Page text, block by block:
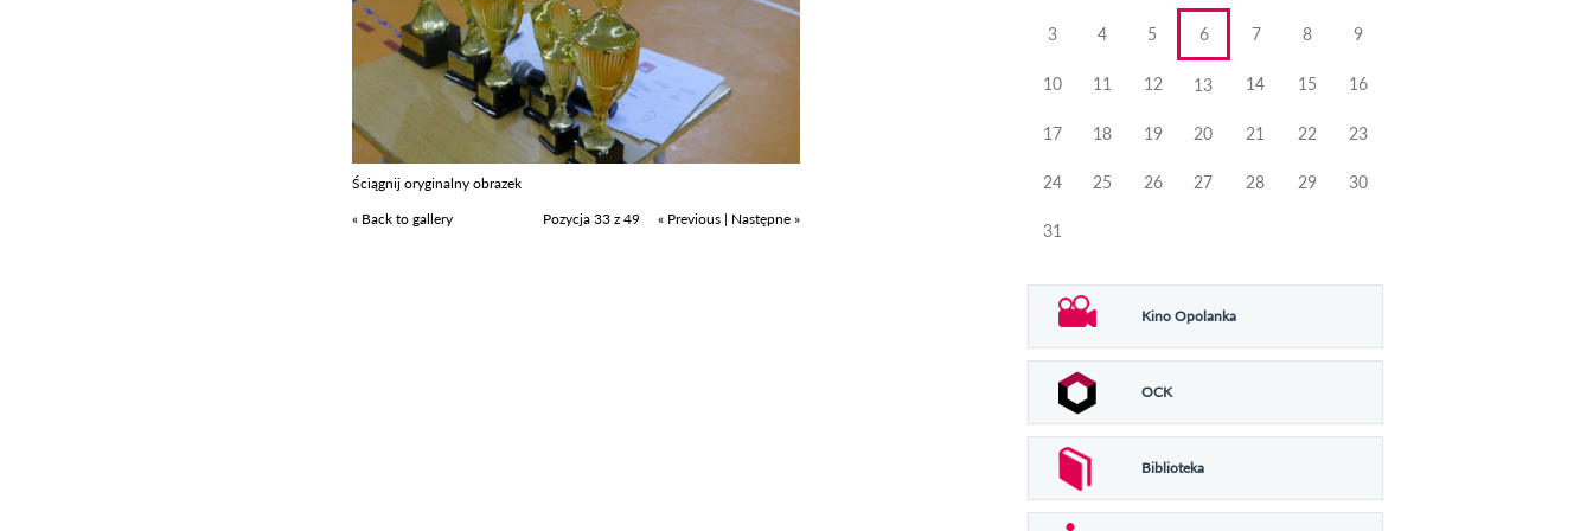
Ściągnij oryginalny obrazek
« Back to gallery
Pozycja 33 z 49 « Previous | Następne »
3 4 5 6 7 8 9
10 11 12 13 14 15 16
17 18 19 20 21 22 23
24 25 26 27 28 29 30
31
Kino Opolanka
OCK
Biblioteka